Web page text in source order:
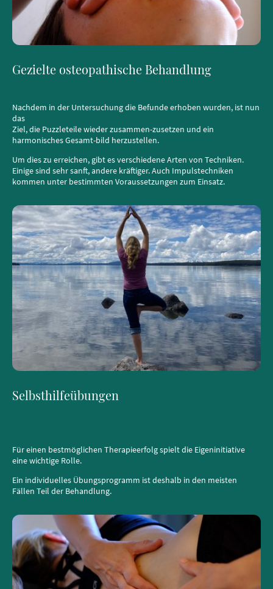
Gezielte osteopathische Behandlung
Nachdem in der Untersuchung die Befunde erhoben wurden, ist nun
das
Ziel, die Puzzleteile wieder zusammen-zusetzen und ein
harmonisches Gesamt-bild herzustellen.
Um dies zu erreichen, gibt es verschiedene Arten von Techniken.
Einige sind sehr sanft, andere kräftiger. Auch Impulstechniken
kommen unter bestimmten Voraussetzungen zum Einsatz.
Selbsthilfeübungen
Für einen bestmöglichen Therapieerfolg spielt die Eigeninitiative
eine wichtige Rolle.
Ein individuelles Übungsprogramm ist deshalb in den meisten
Fällen Teil der Behandlung.